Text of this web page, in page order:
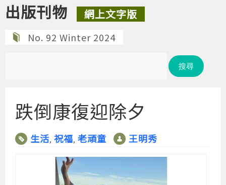
出版刊物 網上文字版
No. 92 Winter 2024
跌倒康復迎除夕
生活, 祝福, 老頑童 王明秀